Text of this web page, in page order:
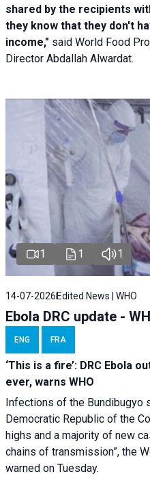
shared by the recipients
they know that they don't
income," said World Food
Director Abdallah Alwardat.
1 1 1
14-07-2026 Edited News | WHO
Ebola DRC update -
ENG FRA
‘This is a fire’: DRC Ebola
ever, warns WHO
Infections of the Bundibugyo
Democratic Republic of the
highs and a majority of new
chains of transmission”, the
warned on Tuesday.